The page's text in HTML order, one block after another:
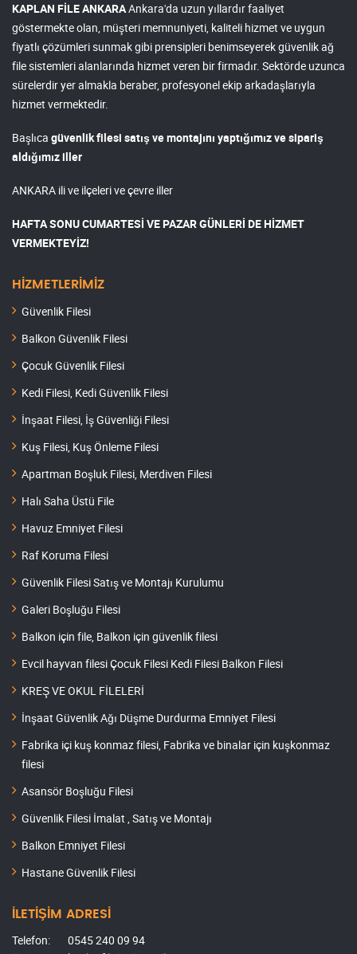
KAPLAN FİLE ANKARAAnkara'da uzun yıllardır faaliyet
göstermekte olan, müşteri memnuniyeti, kaliteli hizmet ve uygun
fiyatlı çözümleri sunmak gibi prensipleri benimseyerek güvenlik ağ
file sistemleri alanlarında hizmet veren bir firmadır. Sektörde uzunca
sürelerdir yer almakla beraber, profesyonel ekip arkadaşlarıyla
hizmet vermektedir.
Başlıca güvenlik filesi satış ve montajını yaptığımız ve sipariş
aldığımız iller
ANKARA ili ve ilçeleri ve çevre iller
HAFTA SONU CUMARTESİ VE PAZAR GÜNLERİ DE HİZMET
VERMEKTEYİZ!
HİZMETLERİMİZ
Güvenlik Filesi
Balkon Güvenlik Filesi
Çocuk Güvenlik Filesi
Kedi Filesi, Kedi Güvenlik Filesi
İnşaat Filesi, İş Güvenliği Filesi
Kuş Filesi, Kuş Önleme Filesi
Apartman Boşluk Filesi, Merdiven Filesi
Halı Saha Üstü File
Havuz Emniyet Filesi
Raf Koruma Filesi
Güvenlik Filesi Satış ve Montajı Kurulumu
Galeri Boşluğu Filesi
Balkon için file, Balkon için güvenlik filesi
Evcil hayvan filesi Çocuk Filesi Kedi Filesi Balkon Filesi
KREŞ VE OKUL FİLELERİ
İnşaat Güvenlik Ağı Düşme Durdurma Emniyet Filesi
Fabrika içi kuş konmaz filesi, Fabrika ve binalar için kuşkonmaz
filesi
Asansör Boşluğu Filesi
Güvenlik Filesi İmalat , Satış ve Montajı
Balkon Emniyet Filesi
Hastane Güvenlik Filesi
İLETİŞİM ADRESİ
Telefon:
0545 240 09 94